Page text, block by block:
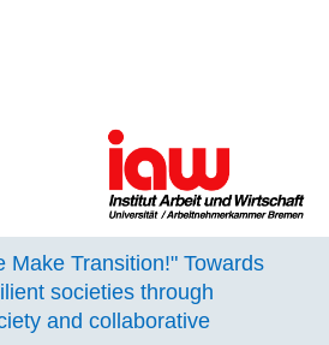
Make Transition!" Towards
societies through
and collaborative